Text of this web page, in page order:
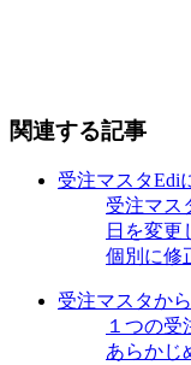
関連する記事
受注マスタEdi
受注マス
日を変更
個別に修
受注マスタか
１つの
あらかじ